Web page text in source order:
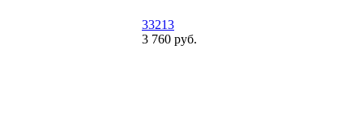
33213
3 760 руб.